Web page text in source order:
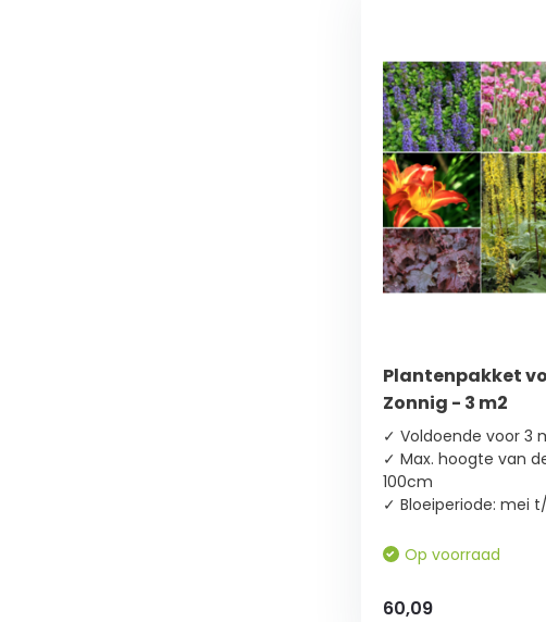
Plantenpakket
Zonnig - 3 m2
✓ Voldoende voor 3
✓ Max. hoogte van
100cm
✓ Bloeiperiode: mei
Op voorraad
60,09